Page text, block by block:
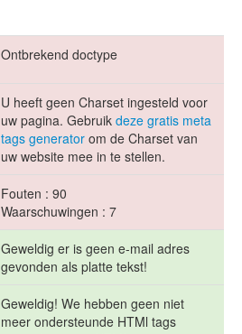
Ontbrekend doctype
U heeft geen Charset ingesteld voor
uw pagina. Gebruik deze gratis meta
tags generator om de Charset van
uw website mee in te stellen.
Fouten : 90
Waarschuwingen : 7
Geweldig er is geen e-mail adres
gevonden als platte tekst!
Geweldig! We hebben geen niet
meer ondersteunde HTMl tags